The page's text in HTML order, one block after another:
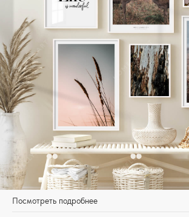
Посмотреть подробнее